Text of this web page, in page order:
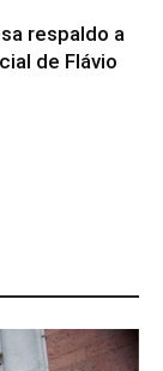
respaldo a
de Flávio